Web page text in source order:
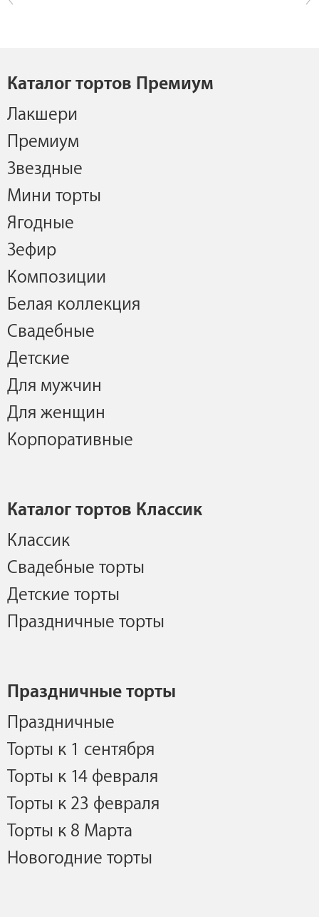
Каталог тортов Премиум
Лакшери
Премиум
Звездные
Мини торты
Ягодные
Зефир
Композиции
Белая коллекция
Свадебные
Детские
Для мужчин
Для женщин
Корпоративные
Каталог тортов Классик
Классик
Свадебные торты
Детские торты
Праздничные торты
Праздничные торты
Праздничные
Торты к 1 сентября
Торты к 14 февраля
Торты к 23 февраля
Торты к 8 Марта
Новогодние торты